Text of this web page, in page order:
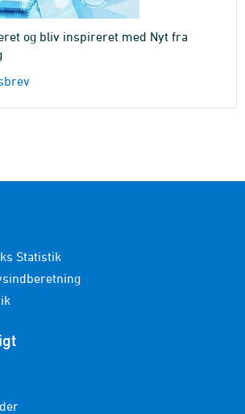
og bliv inspireret med Nyt fra
Statistik